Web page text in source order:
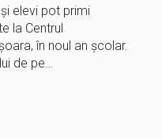
elevi pot primi
la Centrul
în noul an școlar.
de pe…